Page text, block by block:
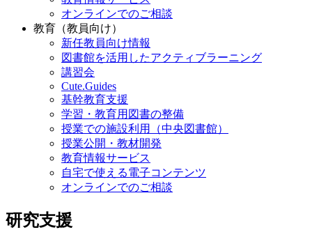
オンラインでのご相談
教育（教員向け）
新任教員向け情報
図書館を活用したアクティブラーニング
講習会
Cute.Guides
基幹教育支援
学習・教育用図書の整備
授業での施設利用（中央図書館）
授業公開・教材開発
教育情報サービス
自宅で使える電子コンテンツ
オンラインでのご相談
研究支援